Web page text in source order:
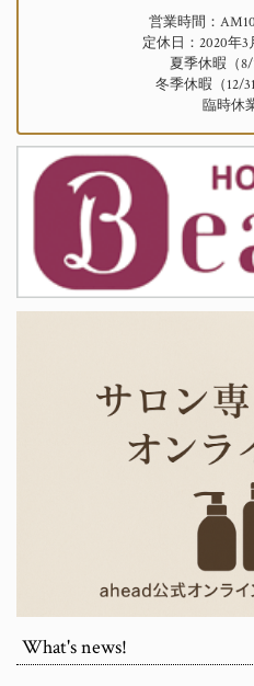
営業時間：
定休日：2020年
夏季休暇（8/
冬季休暇（12/
臨時休
What's news!